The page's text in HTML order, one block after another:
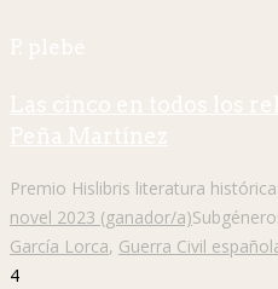
P. plebe
Las cinco en todos los
Peña Martínez
Premio Hislibris literatura histórica:
novel 2023 (ganador/a)
García Lorca, Guerra Civil
4